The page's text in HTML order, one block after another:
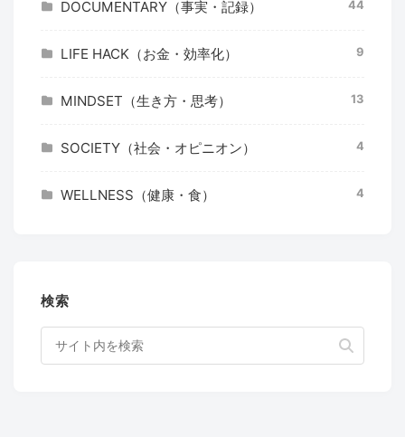
DOCUMENTARY（事実・記録） 44
LIFE HACK（お金・効率化） 9
MINDSET（生き方・思考） 13
SOCIETY（社会・オピニオン） 4
WELLNESS（健康・食） 4
検索